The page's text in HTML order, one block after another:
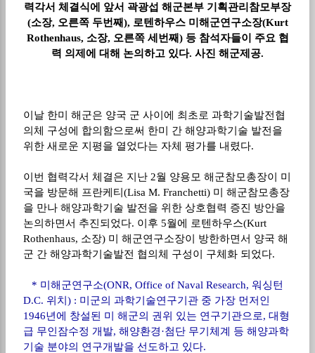
력각서 체결식에 앞서 곽광섭 해군본부 기획관리참모부장
(소장, 오른쪽 두번째), 로텐하우스 미해군연구소장(Kurt
Rothenhaus, 소장, 오른쪽 세번째) 등 참석자들이 주요 협
력 의제에 대해 논의하고 있다. 사진 해군제공.
이날 한미 해군은 양국 군 사이에 최초로 과학기술발전협
의체 구성에 합의함으로써 한미 간 해양과학기술 발전을
위한 새로운 지평을 열었다는 자체 평가를 내렸다.
이번 협력각서 체결은 지난2월 양용모 해군참모총장이 미
국을 방문해 프란케티 (Lisa M. Franchetti) 미 해군참모총장
을 만나 해양과학기술 발전을 위한 상호협력 증진 방안을
논의하면서 추진되었다. 이후 5월에 로텐하우스(Kurt
Rothenhaus, 소장) 미 해군연구소장이 방한하면서 양국 해
군 간 해양과학기술발전 협의체 구성이 구체화 되었다.
* 미해군연구소(ONR, Office of Naval Research, 워싱턴
D.C. 위치 ) : 미군의 과학기술연구기관 중 가장 먼저인
1946년에 창설된 미 해군의 권위 있는 연구기관으로, 대형
급 무인잠수정 개발, 해양환경·첨단 무기체계 등 해양과학
기술 분야의 연구개발을 선도하고 있다.